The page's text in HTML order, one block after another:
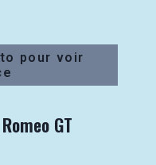
pour voir
GT